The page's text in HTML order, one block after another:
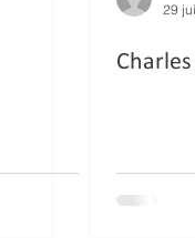
29